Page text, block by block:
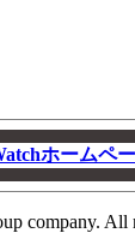
ホームペ
company. All